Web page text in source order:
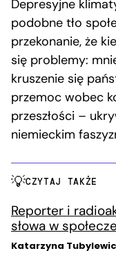
Depresyjne
podobne tło
przekonanie, że
się problemy:
kruszenie się
przemoc wobec
przeszłości –
niemieckim
CZYTAJ TAKŻE
Reporter i
słowa w
Katarzyna